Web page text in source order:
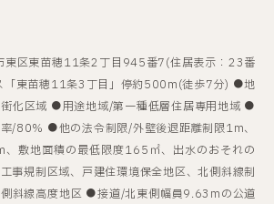
東区東苗穂11条2丁目945番7(住居表示：23番
「東苗穂11条3丁目」停約500m(徒歩7分)
地
化区域 用途地域/第一種低層住居専用地域
/80% 他の法令制限/外壁後退距離制限1m、
敷地面積の最低限度165㎡、出水のおそれの
事規制区域、戸建住環境保全地区、北側斜線制
斜線高度地区
接道/北東側幅員9.63mの公道